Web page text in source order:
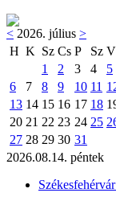
< 2026. július >
H K Sz Cs P Sz V
1
2 3 4
5
6
7 8 9 10 11
13 14 15 16 17 18
20 21 22 23 24 25
27 28 29 30 31
2026.08.14. péntek